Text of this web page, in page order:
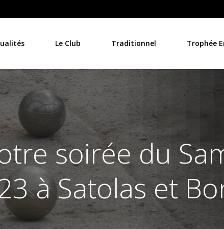
Le Club Traditionnel Trophée
soirée du
à Satolas et